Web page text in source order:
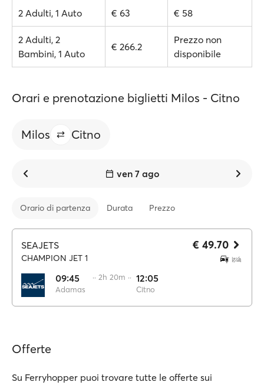
2 Adulti, 1 Auto € 63 € 58
2 Adulti, 2
Bambini, 1 Auto
€ 266.2
Prezzo non
disponibile
Orari e prenotazione biglietti Milos - Citno
Milos Citno
ven 7 ago
Orario di partenza Durata Prezzo
SEAJETS
CHAMPION JET 1
09:45
Adamas
·· 2h 20m ·· 12:05
Citno
€ 49.70
Offerte
Su Ferryhopper puoi trovare tutte le offerte sui